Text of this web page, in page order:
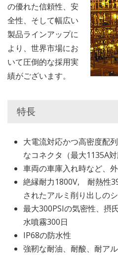
の優れた信頼性、安
全性、そして幅広い
製品ラインアップに
より、世界市場にお
いて圧倒的な採用実
績がございます。
特長
大電流対応かつ高密度配
なコネクタ（最大1135A対
車両の車庫入れ時など、
絶縁耐力1800V, 耐熱性
されたアルミ削り出しの
最大300PSIの気密性、摂
水噴霧300日
IP68の防水性
強靭な耐油、耐酸、耐ア